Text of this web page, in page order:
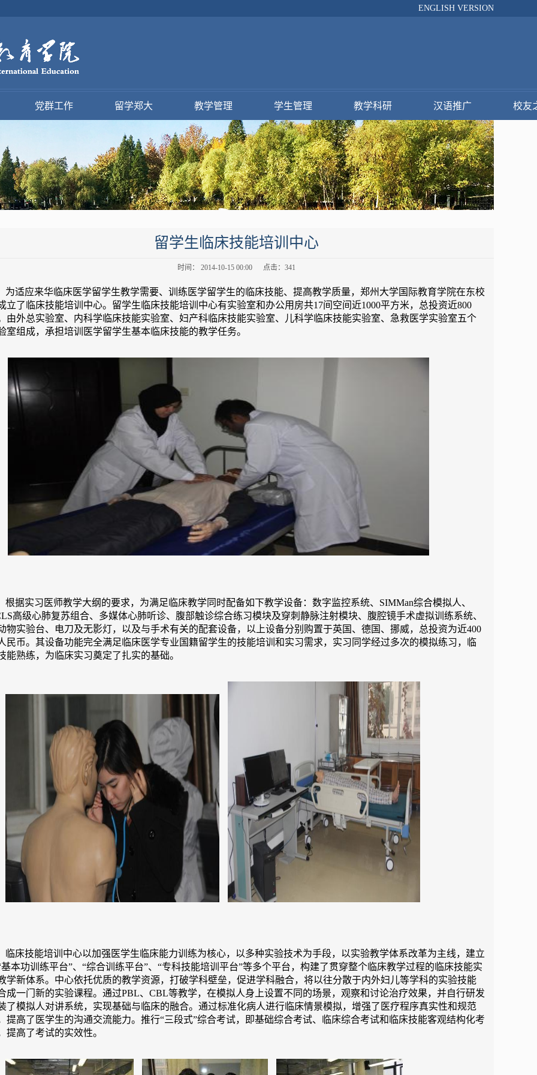
ENGLISH VERSION
党群工作 留学郑大 教学管理 学生管理 教学科研 汉语推广 校友
留学生临床技能培训中心
时间： 2014-10-15 00:00 点击： 341
为适应来华临床医学留学生教学需要、训练医学留学生的临床技能、提高教学质量， 郑州大学国际教育学院在东校
立了临床技能培训中心。留学生临床技能培训中心有实验室和办公用房共17间空间近1000平方米，总投资近800
由外总实验室、内科学临床技能实验室、妇产科临床技能实验室、儿科学临床技能实验室、急救医学实验室五个
室组成，承担培训医学留学生基本临床技能的教学任务。
根据实习医师教学大纲的要求，为满足临床教学同时配备如下教学设备：数字监控系统、SIMMan综合模拟人、
高级心肺复苏组合、多媒体心肺听诊、腹部触诊综合练习模块及穿刺静脉注射模块、腹腔镜手术虚拟训练系统、
物实验台、电刀及无影灯，以及与手术有关的配套设备，以上设备分别购置于英国、德国、挪威，总投资为近400
民币。其设备功能完全满足临床医学专业国籍留学生的技能培训和实习需求，实习同学经过多次的模拟练习，临
能熟练，为临床实习奠定了扎实的基础。
临床技能培训中心以加强医学生临床能力训练为核心，以多种实验技术为手段，以实验教学体系改革为主线，建立
基本功训练平台”、“综合训练平台”、“专科技能培训平台”等多个平台，构建了贯穿整个临床教学过程的临床技能实
学新体系。中心依托优质的教学资源，打破学科壁垒，促进学科融合，将以往分散于内外妇儿等学科的实验技能
成一门新的实验课程。通过PBL、CBL等教学，在模拟人身上设置不同的场景，观察和讨论治疗效果，并自行研发
了模拟人对讲系统，实现基础与临床的融合。通过标准化病人进行临床情景模拟，增强了医疗程序真实性和规范
提高了医学生的沟通交流能力。推行“三段式”综合考试，即基础综合考试、临床综合考试和临床技能客观结构化考
提高了考试的实效性。